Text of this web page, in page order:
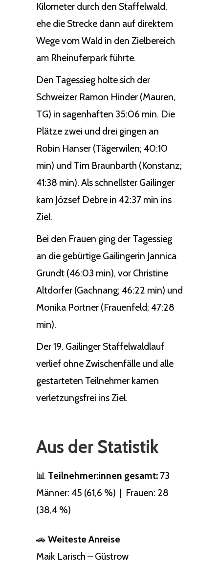
Kilometer durch den Staffelwald,
ehe die Strecke dann auf direktem
Wege vom Wald in den Zielbereich
am Rheinuferpark führte.
Den Tagessieg holte sich der
Schweizer Ramon Hinder (Mauren,
TG) in sagenhaften 35:06 min. Die
Plätze zwei und drei gingen an
Robin Hanser (Tägerwilen; 40:10
min) und Tim Braunbarth (Konstanz;
41:38 min). Als schnellster Gailinger
kam József Debre in 42:37 min ins
Ziel.
Bei den Frauen ging der Tagessieg
an die gebürtige Gailingerin Jannica
Grundt (46:03 min), vor Christine
Altdorfer (Gachnang; 46:22 min) und
Monika Portner (Frauenfeld; 47:28
min).
Der 19. Gailinger Staffelwaldlauf
verlief ohne Zwischenfälle und alle
gestarteten Teilnehmer kamen
verletzungsfrei ins Ziel.
Aus der Statistik
📊 Teilnehmer:innen gesamt: 73
Männer: 45 (61,6 %) | Frauen: 28
(38,4 %)
🚗 Weiteste Anreise
Maik Larisch – Güstrow